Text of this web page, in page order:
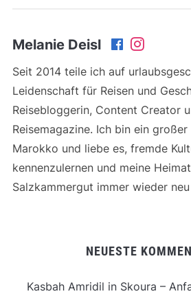
Melanie Deisl
Seit 2014 teile ich auf
Leidenschaft für Reisen und
Reisebloggerin, Content Creator
Reisemagazine. Ich bin ein
Marokko und liebe es, fremde
kennenzulernen und meine
Salzkammergut immer wieder
NEUESTE
Kasbah Amridil in Skoura –